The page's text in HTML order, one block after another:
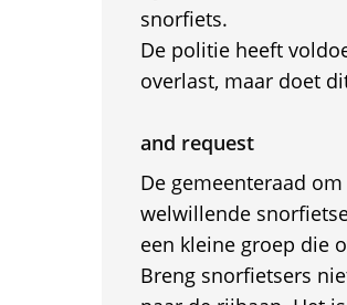
snorfiets.
De politie heeft
overlast, maar doet
and request
De gemeenteraad
welwillende
een kleine groep die
Breng snorfietsers